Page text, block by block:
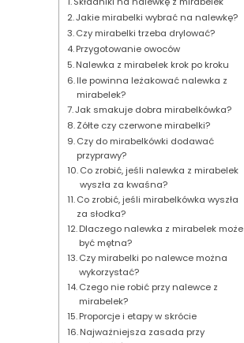
Jakie mirabelki wybrać na nalewkę?
Czy mirabelki trzeba drylować?
Przygotowanie owoców
Nalewka z mirabelek krok po kroku
Ile powinna leżakować nalewka z
mirabelek?
Jak smakuje dobra mirabelkówka?
Żółte czy czerwone mirabelki?
Czy do mirabelkówki dodawać
przyprawy?
Co zrobić, jeśli nalewka z mirabelek
wyszła za kwaśna?
Co zrobić, jeśli mirabelkówka wyszła
za słodka?
Dlaczego nalewka z mirabelek może
być mętna?
Czy mirabelki po nalewce można
wykorzystać?
Czego nie robić przy nalewce z
mirabelek?
Proporcje i etapy w skrócie
Najważniejsza zasada przy